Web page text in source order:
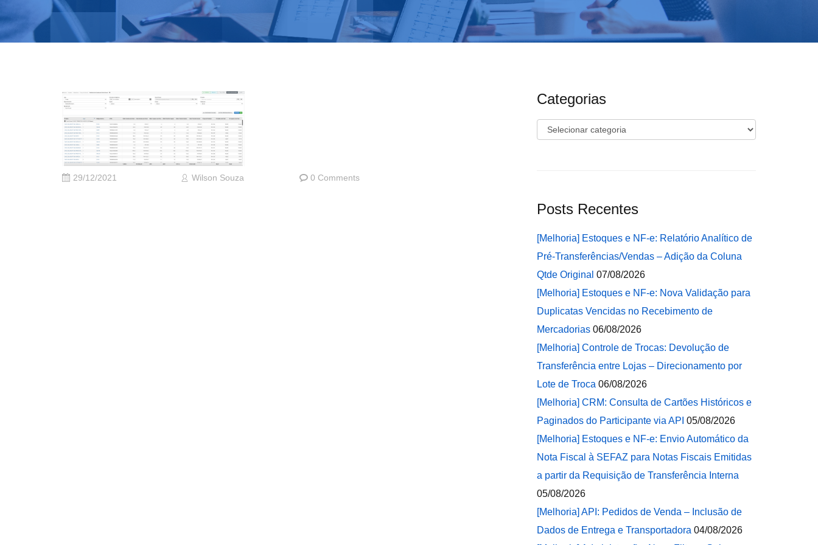
29/12/2021 Wilson Souza 0 Comments
Categorias
Categorias
Posts Recentes
[Melhoria] Estoques e NF-e: Relatório Analítico de
Pré-Transferências/Vendas – Adição da Coluna
Qtde Original 07/08/2026
[Melhoria] Estoques e NF-e: Nova Validação para
Duplicatas Vencidas no Recebimento de
Mercadorias 06/08/2026
[Melhoria] Controle de Trocas: Devolução de
Transferência entre Lojas – Direcionamento por
Lote de Troca 06/08/2026
[Melhoria] CRM: Consulta de Cartões Históricos e
Paginados do Participante via API 05/08/2026
[Melhoria] Estoques e NF-e: Envio Automático da
Nota Fiscal à SEFAZ para Notas Fiscais Emitidas
a partir da Requisição de Transferência Interna
05/08/2026
[Melhoria] API: Pedidos de Venda – Inclusão de
Dados de Entrega e Transportadora 04/08/2026